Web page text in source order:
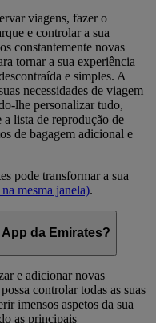
viagens, fazer o
e controlar a sua
constantemente novas
tornar a sua experiência
e simples. A
necessidades de viagem
lhe personalizar tudo,
a lista de reprodução de
de bagagem adicional e
pode transformar a sua
mesma janela).
da Emirates?
e adicionar novas
controlar todas as suas
imensos aspetos da sua
as principais